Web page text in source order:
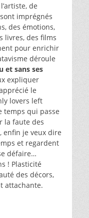
de
imprégnés
des émotions,
livres, des films
pour enrichir
déroule
et sans ses
expliquer
le
lovers left
temps qui passe
la faute des
enfin je veux dire
et regardent
défaire…
! Plasticité
des décors,
attachante.